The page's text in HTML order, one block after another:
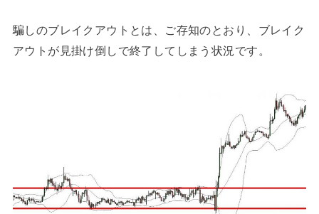
騙しのブレイクアウトとは、ご存知のとおり、ブレイク
アウトが見掛け倒しで終了してしまう状況です。